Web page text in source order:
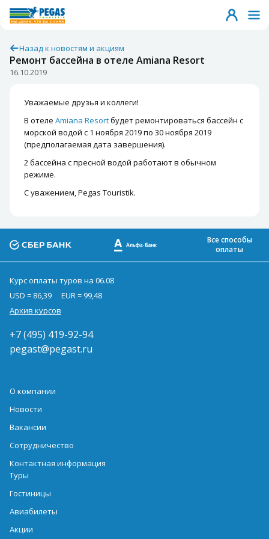
Назад к новостям и акциям
Ремонт бассейна в отеле Amiana Resort
16.10.2019
Уважаемые друзья и коллеги!
В отеле Amiana Resortбудет ремонтироваться бассейн с
морской водой с 1 ноября 2019 по 30 ноября 2019
(предполагаемая дата завершения).
2 бассейна с пресной водой работают в обычном
режиме.
С уважением, Pegas Touristik.
Все способы
оплаты
Курс оплаты туров на 06.08
USD = 86,39
EUR = 99,48
Архив курсов
+7 (495) 419-92-94
pegast@pegast.ru
О компании
Новости
Вакансии
Сотрудничество
Контактная информация
Туры
Гостиницы
Авиабилеты
Акции